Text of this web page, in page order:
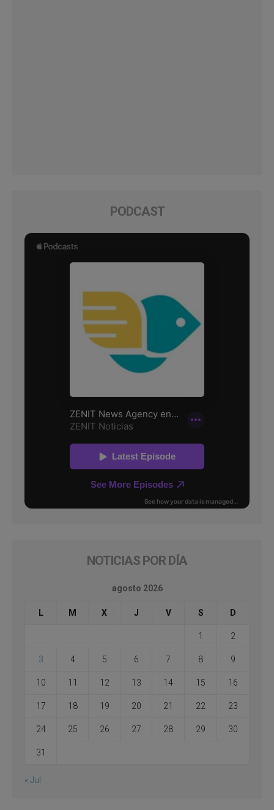
PODCAST
NOTICIAS POR DÍA
agosto 2026
L M X J V S D
1 2
3 4 5 6 7 8 9
10 11 12 13 14 15 16
17 18 19 20 21 22 23
24 25 26 27 28 29 30
31
« Jul